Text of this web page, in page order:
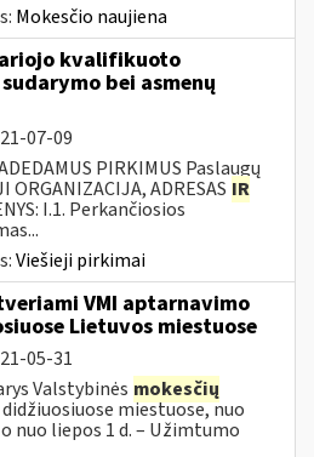
Mokesčio naujiena
kvalifikuoto
bei asmenų
07-09
PIRKIMUS Paslaugų
ADRESAS IR
I.1. Perkančiosios
Viešieji pirkimai
VMI aptarnavimo
Lietuvos miestuose
05-31
Valstybinės mokesčių
miestuose, nuo
nuo liepos 1 d. – Užimtumo